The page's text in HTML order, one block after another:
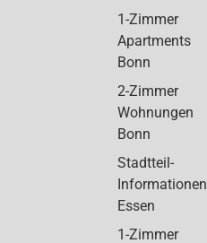
1-Zimmer
Apartments
Bonn
2-Zimmer
Wohnungen
Bonn
Stadtteil-
Informationen
Essen
1-Zimmer